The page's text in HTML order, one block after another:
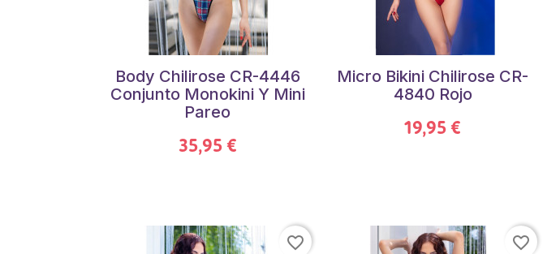
Body Chilirose CR-4446
Conjunto Monokini Y Mini
Pareo
35,95 €
Micro Bikini Chilirose CR-
4840 Rojo
19,95 €
favorite_border favorite_border